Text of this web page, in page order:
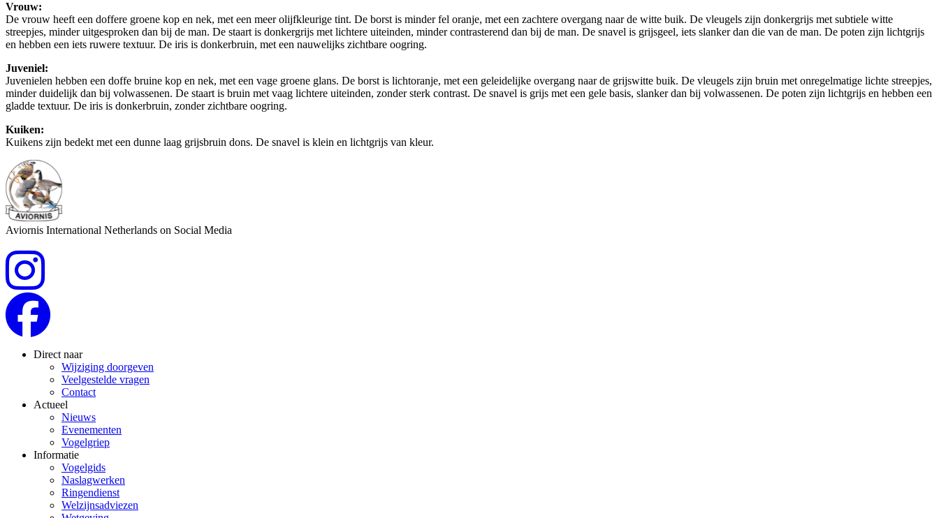
Vrouw:
De vrouw heeft een doffere groene kop en nek, met een meer olijfkleurige tint. De borst is minder fel oranje, met een zachtere overgang naar de witte buik. De vleugels zijn donkergrijs met subtiele witte
streepjes, minder uitgesproken dan bij de man. De staart is donkergrijs met lichtere uiteinden, minder contrasterend dan bij de man. De snavel is grijsgeel, iets slanker dan die van de man. De poten zijn lichtgrijs
en hebben een iets ruwere textuur. De iris is donkerbruin, met een nauwelijks zichtbare oogring.
Juveniel:
Juvenielen hebben een doffe bruine kop en nek, met een vage groene glans. De borst is lichtoranje, met een geleidelijke overgang naar de grijswitte buik. De vleugels zijn bruin met onregelmatige lichte streepjes,
minder duidelijk dan bij volwassenen. De staart is bruin met vaag lichtere uiteinden, zonder sterk contrast. De snavel is grijs met een gele basis, slanker dan bij volwassenen. De poten zijn lichtgrijs en hebben een
gladde textuur. De iris is donkerbruin, zonder zichtbare oogring.
Kuiken:
Kuikens zijn bedekt met een dunne laag grijsbruin dons. De snavel is klein en lichtgrijs van kleur.
Aviornis International Netherlands on Social Media
Direct naar
Wijziging doorgeven
Veelgestelde vragen
Contact
Actueel
Nieuws
Evenementen
Vogelgriep
Informatie
Vogelgids
Naslagwerken
Ringendienst
Welzijnsadviezen